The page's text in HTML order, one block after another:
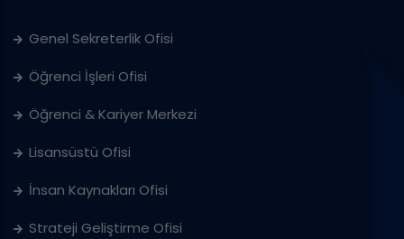
Genel Sekreterlik Ofisi
Öğrenci İşleri Ofisi
Öğrenci & Kariyer Merkezi
Lisansüstü Ofisi
İnsan Kaynakları Ofisi
Strateji Geliştirme Ofisi